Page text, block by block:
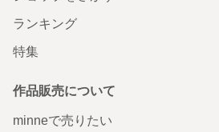
ランキング
特集
作品販売について
minneで売りたい